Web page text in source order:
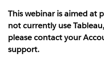
This webinar is aimed at
not currently use
please contact your
support.